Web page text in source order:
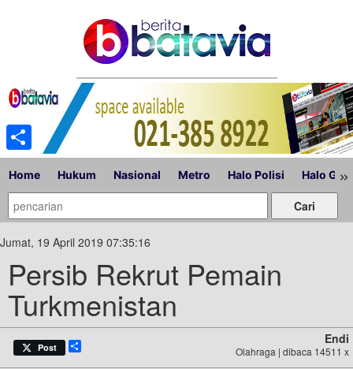
Home Hukum Nasional Metro Halo Polisi Halo »
Jumat, 19 April 2019 07:35:16
Persib Rekrut Pemain
Turkmenistan
Post
Endi
Olahraga | dibaca 14511 x
Share